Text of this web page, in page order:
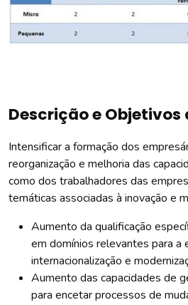
Descrição e Objetivos
Intensificar a formação dos
reorganização e melhoria das
como dos trabalhadores das
temáticas associadas à inovação e
Aumento da qualificação
em domínios relevantes para a
internacionalização e
Aumento das capacidades de
para encetar processos de